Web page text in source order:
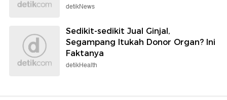
detikNews
Sedikit-sedikit Jual Ginjal,
Segampang Itukah Donor Organ? Ini
Faktanya
detikHealth